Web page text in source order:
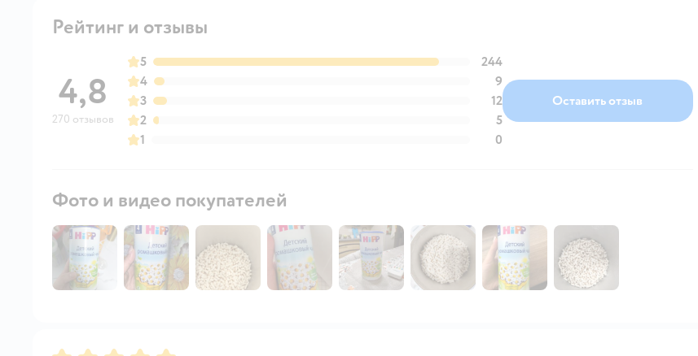
Рейтинг и отзывы
4,8
270 отзывов
5
244
4
9
3
12
2
5
1
0
Оставить отзыв
Фото и видео покупателей